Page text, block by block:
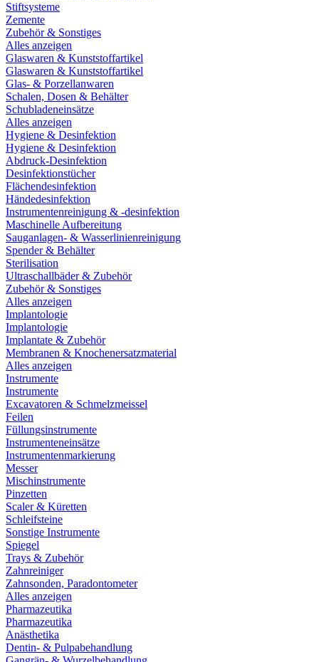
Stiftsysteme
Zemente
Zubehör & Sonstiges
Alles anzeigen
Glaswaren & Kunststoffartikel
Glaswaren & Kunststoffartikel
Glas- & Porzellanwaren
Schalen, Dosen & Behälter
Schubladeneinsätze
Alles anzeigen
Hygiene & Desinfektion
Hygiene & Desinfektion
Abdruck-Desinfektion
Desinfektionstücher
Flächendesinfektion
Händedesinfektion
Instrumentenreinigung & -desinfektion
Maschinelle Aufbereitung
Sauganlagen- & Wasserlinienreinigung
Spender & Behälter
Sterilisation
Ultraschallbäder & Zubehör
Zubehör & Sonstiges
Alles anzeigen
Implantologie
Implantologie
Implantate & Zubehör
Membranen & Knochenersatzmaterial
Alles anzeigen
Instrumente
Instrumente
Excavatoren & Schmelzmeissel
Feilen
Füllungsinstrumente
Instrumenteneinsätze
Instrumentenmarkierung
Messer
Mischinstrumente
Pinzetten
Scaler & Küretten
Schleifsteine
Sonstige Instrumente
Spiegel
Trays & Zubehör
Zahnreiniger
Zahnsonden, Paradontometer
Alles anzeigen
Pharmazeutika
Pharmazeutika
Anästhetika
Dentin- & Pulpabehandlung